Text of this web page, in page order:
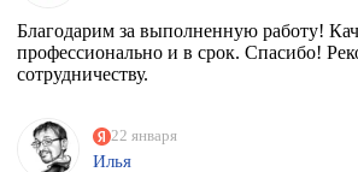
Благодарим за выполненную работу!
профессионально и в срок. Спасибо!
сотрудничеству.
22 января
Илья